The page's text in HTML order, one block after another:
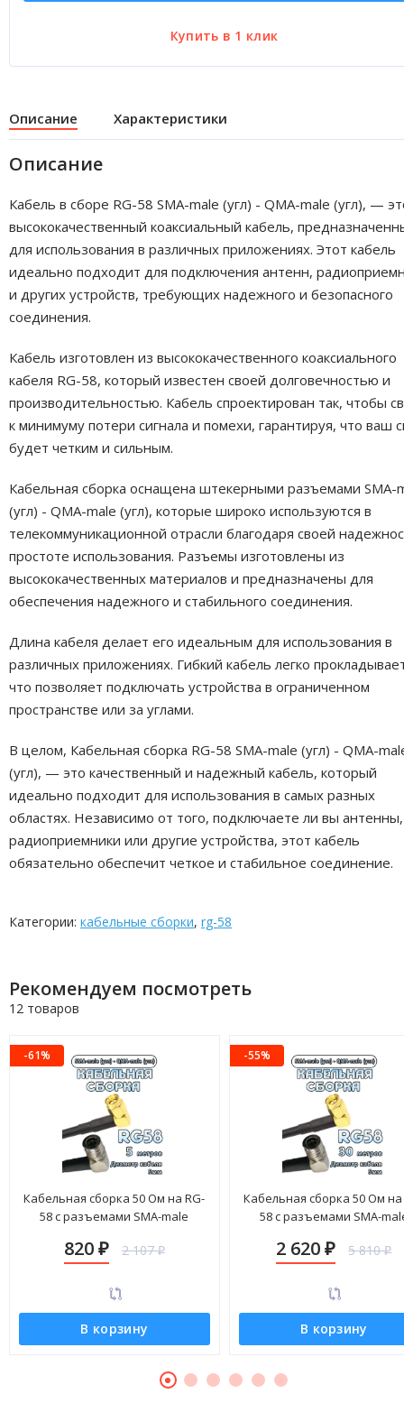
Описание Характеристики
Описание
Кабель в сборе RG-58 SMA-male (угл) - QMA-male (угл), —
высококачественный коаксиальный кабель,
для использования в различных приложениях. Этот кабель
идеально подходит для подключения антенн,
и других устройств, требующих надежного и безопасного
соединения.
Кабель изготовлен из высококачественного коаксиального
кабеля RG-58, который известен своей долговечностью и
производительностью. Кабель спроектирован так, чтобы
к минимуму потери сигнала и помехи, гарантируя, что ваш
будет четким и сильным.
Кабельная сборка оснащена штекерными разъемами SMA-
(угл) - QMA-male (угл), которые широко используются в
телекоммуникационной отрасли благодаря своей
простоте использования. Разъемы изготовлены из
высококачественных материалов и предназначены для
обеспечения надежного и стабильного соединения.
Длина кабеля делает его идеальным для использования в
различных приложениях. Гибкий кабель легко
что позволяет подключать устройства в ограниченном
пространстве или за углами.
В целом, Кабельная сборка RG-58 SMA-male (угл) - QMA-
(угл), — это качественный и надежный кабель, который
идеально подходит для использования в самых разных
областях. Независимо от того, подключаете ли вы антенны,
радиоприемники или другие устройства, этот кабель
обязательно обеспечит четкое и стабильное соединение.
Категории: кабельные сборки, rg-58
Рекомендуем посмотреть
12 товаров
-61%
Кабельная сборка 50 Ом на RG-
58 с разъемами SMA-male
метров
820 ₽ 2 107₽
В корзину
-55%
Кабельная сборка 50 Ом на
58 с разъемами SMA-
30 метров
2 620₽ 5 810₽
В корзину